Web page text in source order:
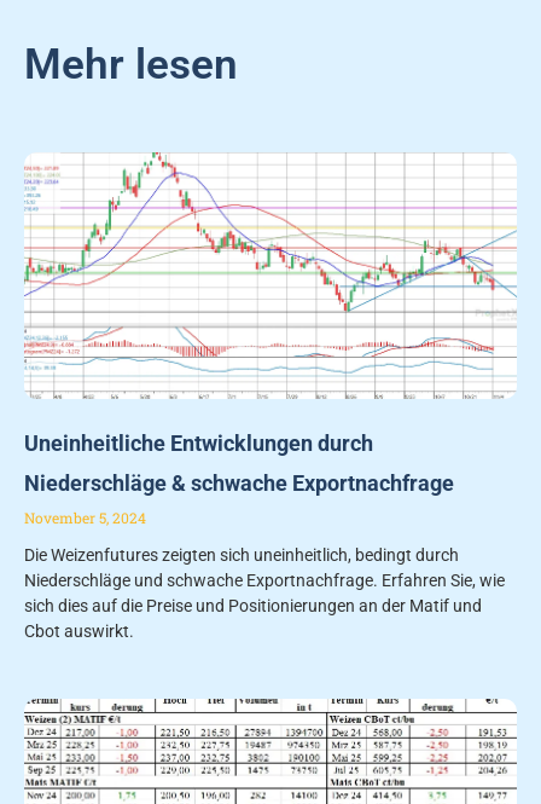
Mehr lesen
Uneinheitliche Entwicklungen durch
Niederschläge & schwache Exportnachfrage
November 5, 2024
Die Weizenfutures zeigten sich uneinheitlich, bedingt durch
Niederschläge und schwache Exportnachfrage. Erfahren Sie, wie
sich dies auf die Preise und Positionierungen an der Matif und
Cbot auswirkt.